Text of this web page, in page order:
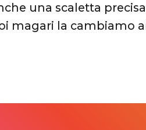
una scaletta
magari la cambiamo